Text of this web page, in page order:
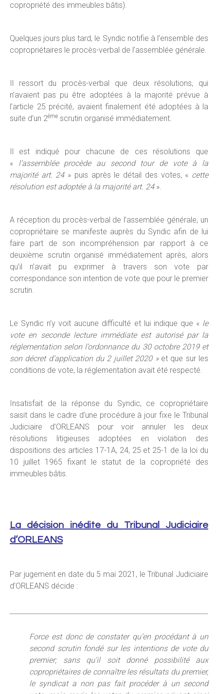
copropriété des immeubles bâtis).
Quelques jours plus tard, le Syndic notifie à l’ensemble des
copropriétaires le procès-verbal de l’assemblée générale.
Il ressort du procès-verbal que deux résolutions, qui
n’avaient pas pu être adoptées à la majorité prévue à
l’article 25 précité, avaient finalement été adoptées à la
suite d’un 2ème scrutin organisé immédiatement.
Il est indiqué pour chacune de ces résolutions que
« l’assemblée procède au second tour de vote à la
majorité art. 24 » puis après le détail des votes, « cette
résolution est adoptée à la majorité art. 24 ».
A réception du procès-verbal de l’assemblée générale, un
copropriétaire se manifeste auprès du Syndic afin de lui
faire part de son incompréhension par rapport à ce
deuxième scrutin organisé immédiatement après, alors
qu’il n’avait pu exprimer à travers son vote par
correspondance son intention de vote que pour le premier
scrutin.
Le Syndic n’y voit aucune difficulté et lui indique que « le
vote en seconde lecture immédiate est autorisé par la
réglementation selon l’ordonnance du 30 octobre 2019 et
son décret d’application du 2 juillet 2020 » et que sur les
conditions de vote, la réglementation avait été respecté.
Insatisfait de la réponse du Syndic, ce copropriétaire
saisit dans le cadre d’une procédure à jour fixe le Tribunal
Judiciaire d’ORLEANS pour voir annuler les deux
résolutions litigieuses adoptées en violation des
dispositions des articles 17-1A, 24, 25 et 25-1 de la loi du
10 juillet 1965 fixant le statut de la copropriété des
immeubles bâtis.
La décision inédite du Tribunal Judiciaire
d’ORLEANS
Par jugement en date du 5 mai 2021, le Tribunal Judiciaire
d’ORLEANS décide :
Force est donc de constater qu’en procédant à un
second scrutin fondé sur les intentions de vote du
premier; sans qu’il soit donné possibilité aux
copropriétaires de connaître les résultats du premier,
le syndicat a non pas fait procéder à un second